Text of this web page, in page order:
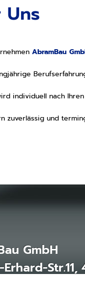
AbramBau
individuell nach
zuverlässig und
GmbH